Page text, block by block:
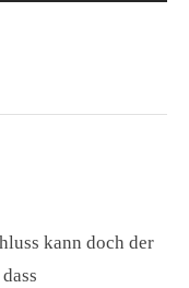
kann doch der